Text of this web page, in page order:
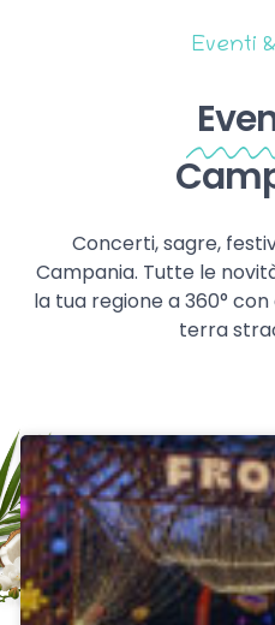
Eventi
Concerti, sagre,
Campania. Tutte le
la tua regione a 360°
terra